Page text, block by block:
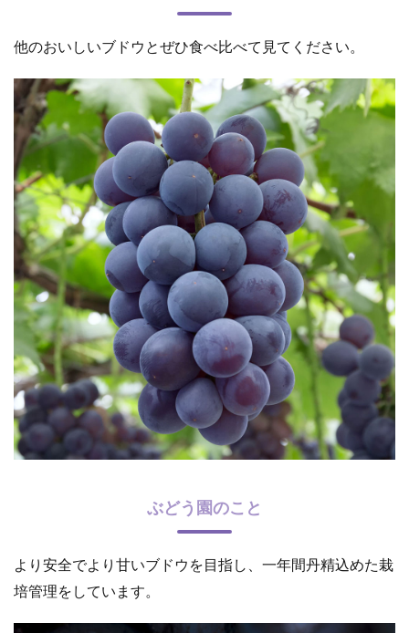
他のおいしいブドウとぜひ食べ比べて見てください。
ぶどう園のこと
より安全でより甘いブドウを目指し、一年間丹精込めた栽
培管理をしています。